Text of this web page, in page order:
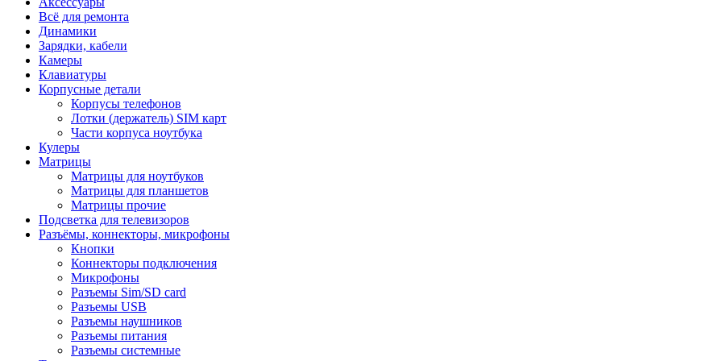
Всё для ремонта
Динамики
Зарядки, кабели
Камеры
Клавиатуры
Корпусные детали
Корпусы телефонов
Лотки (держатель) SIM карт
Части корпуса ноутбука
Кулеры
Матрицы
Матрицы для ноутбуков
Матрицы для планшетов
Матрицы прочие
Подсветка для телевизоров
Разъёмы, коннекторы, микрофоны
Кнопки
Коннекторы подключения
Микрофоны
Разъемы Sim/SD card
Разъемы USB
Разъемы наушников
Разъемы питания
Разъемы системные